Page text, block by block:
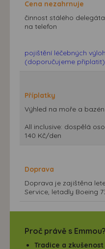
Cena nezahrnuje
činnost stálého
na telefon
pojištění léčebných
(doporučujeme připlatit)
Příplatky
Výhled na moře a
All inclusive: dospělá
140 Kč/den
Doprava
Doprava je zajištěna
Service, letadly Boeing
Proč právě s Emmou?
Tradice a zkušenost